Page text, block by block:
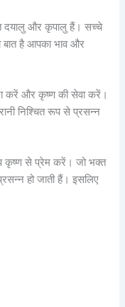
दयालु और कृपालु हैं। सच्चे
बात है आपका भाव और
करें और कृष्ण की सेवा करें।
निश्चित रूप से प्रसन्न
कृष्ण से प्रेम करें। जो भक्त
हो जाती हैं। इसलिए